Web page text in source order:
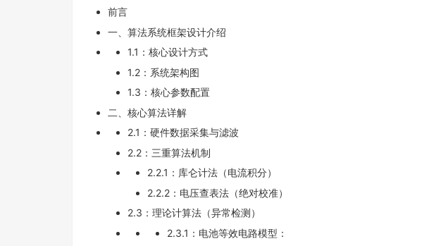
前言
一、算法系统框架设计介绍
1.1：核心设计方式
1.2：系统架构图
1.3：核心参数配置
二、核心算法详解
2.1：硬件数据采集与滤波
2.2：三重算法机制
2.2.1：库仑计法（电流积分）
2.2.2：电压查表法（绝对校准）
2.3：理论计算法（异常检测）
2.3.1：电池等效电路模型：